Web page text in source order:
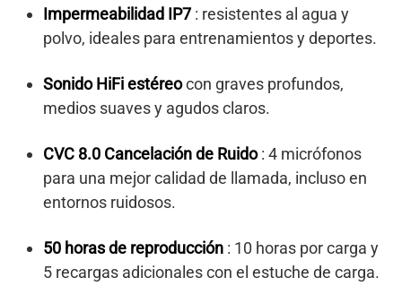
Impermeabilidad IP7 : resistentes al agua y
polvo, ideales para entrenamientos y deportes.
Sonido HiFi estéreocon graves profundos,
medios suaves y agudos claros.
CVC 8.0 Cancelación de Ruido: 4 micrófonos
para una mejor calidad de llamada, incluso en
entornos ruidosos.
50 horas de reproducción : 10 horas por carga y
5 recargas adicionales con el estuche de carga.